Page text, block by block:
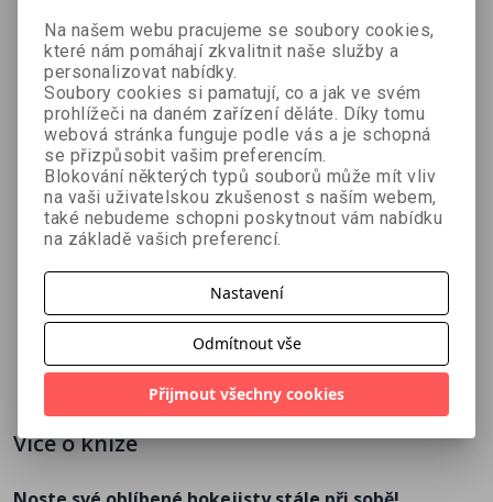
(nejen) hokejová vášeň.
Mohlo by se Vám líbit:
Rachel Reid
391 Kč 439 Kč
Spalující
Rachel Reid
296 Kč 329 Kč 323 Kč 359 Kč
Více o knize
Na našem webu pracujeme se soubory cookies,
které nám pomáhají zkvalitnit naše služby a
personalizovat nabídky.
Soubory cookies si pamatují, co a jak ve svém
prohlížeči na daném zařízení děláte. Díky tomu
webová stránka funguje podle vás a je schopná
se přizpůsobit vašim preferencím.
Blokování některých typů souborů může mít vliv
na vaši uživatelskou zkušenost s naším webem,
také nebudeme schopni poskytnout vám nabídku
na základě vašich preferencí.
Nastavení
Odmítnout vše
Přijmout všechny cookies